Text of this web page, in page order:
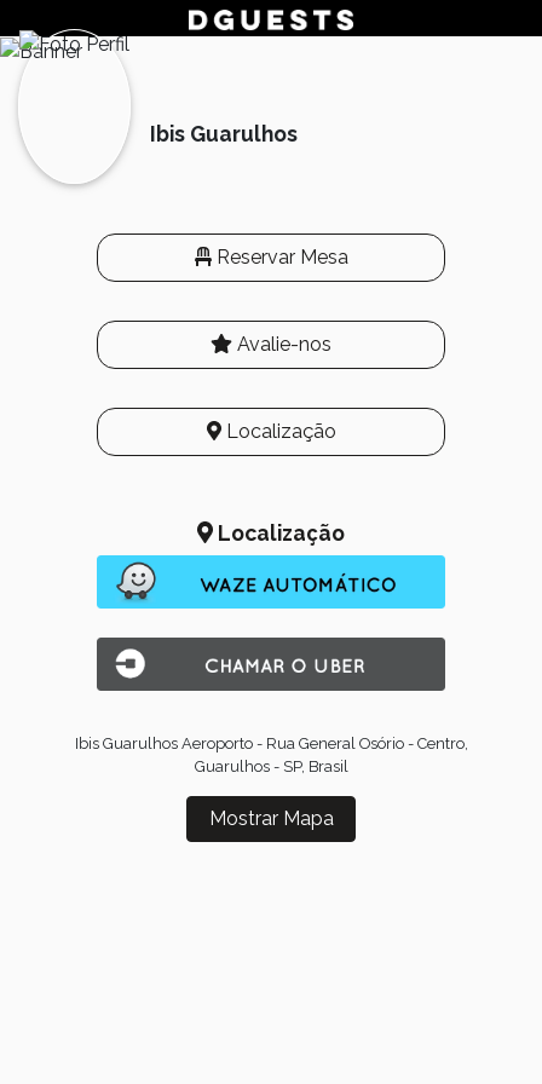
Ibis Guarulhos
Reservar Mesa
Avalie-nos
Localização
Localização
Ibis Guarulhos Aeroporto - Rua General Osório - Centro,
Guarulhos - SP, Brasil
Mostrar Mapa